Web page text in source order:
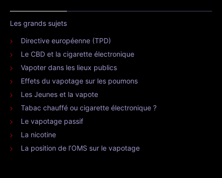
Les grands sujets
Directive européenne (TPD)
Le CBD et la cigarette électronique
Vapoter dans les lieux publics
Effets du vapotage sur les poumons
Les Jeunes et la vapote
Tabac chauffé ou cigarette électronique ?
Le vapotage passif
La nicotine
La position de l’OMS sur le vapotage